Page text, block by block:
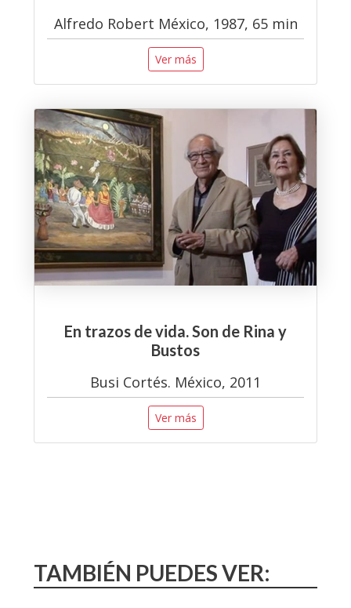
Alfredo Robert México, 1987, 65 min
Ver más
En trazos de vida. Son de Rina y
Bustos
Busi Cortés. México, 2011
Ver más
TAMBIÉN PUEDES VER: